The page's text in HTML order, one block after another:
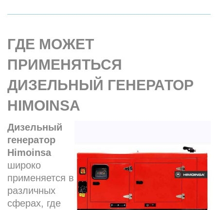
ГДЕ МОЖЕТ
ПРИМЕНЯТЬСЯ
ДИЗЕЛЬНЫЙ ГЕНЕРАТОР
HIMOINSA
Дизельный
генератор
Himoinsa
широко
применяется в
различных
сферах, где